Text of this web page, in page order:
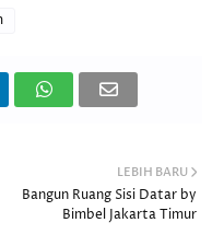
LEBIH BARU
Bangun Ruang Sisi Datar by
Bimbel Jakarta Timur